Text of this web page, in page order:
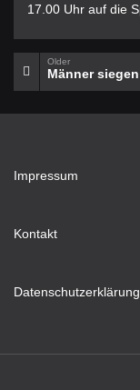
17.00 Uhr auf die
Older
Männer
Impressum
Kontakt
Datenschutzerklärung